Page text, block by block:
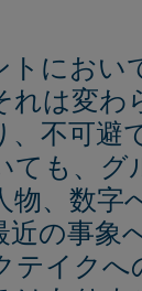
トにおい
れは変
、不可
ても、グ
物、数字
近の事象
テイクへ